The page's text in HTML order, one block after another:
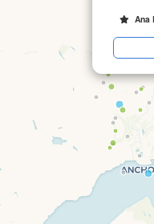
Ana